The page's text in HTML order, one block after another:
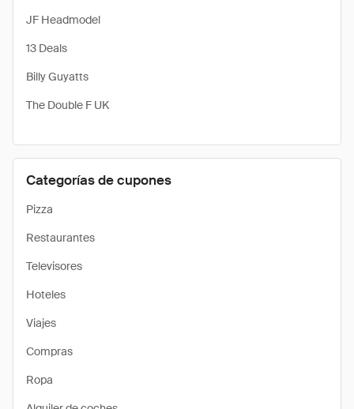
JF Headmodel
13 Deals
Billy Guyatts
The Double F UK
Categorías de cupones
Pizza
Restaurantes
Televisores
Hoteles
Viajes
Compras
Ropa